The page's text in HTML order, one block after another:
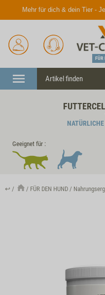
Mehr für dich & dein Tier -
Anmelden
Unser
Service
FÜR
Menü
Geeignet für :
↩ FÜR DEN HUND